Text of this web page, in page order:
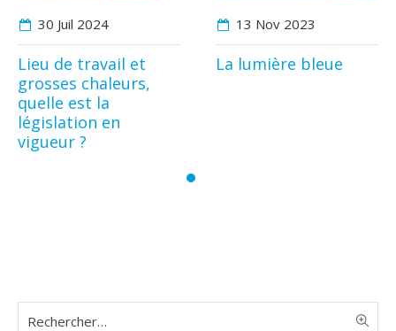
30 Juil 2024
Lieu de travail et
grosses chaleurs,
quelle est la
législation en
vigueur ?
13 Nov 2023
La lumière bleue